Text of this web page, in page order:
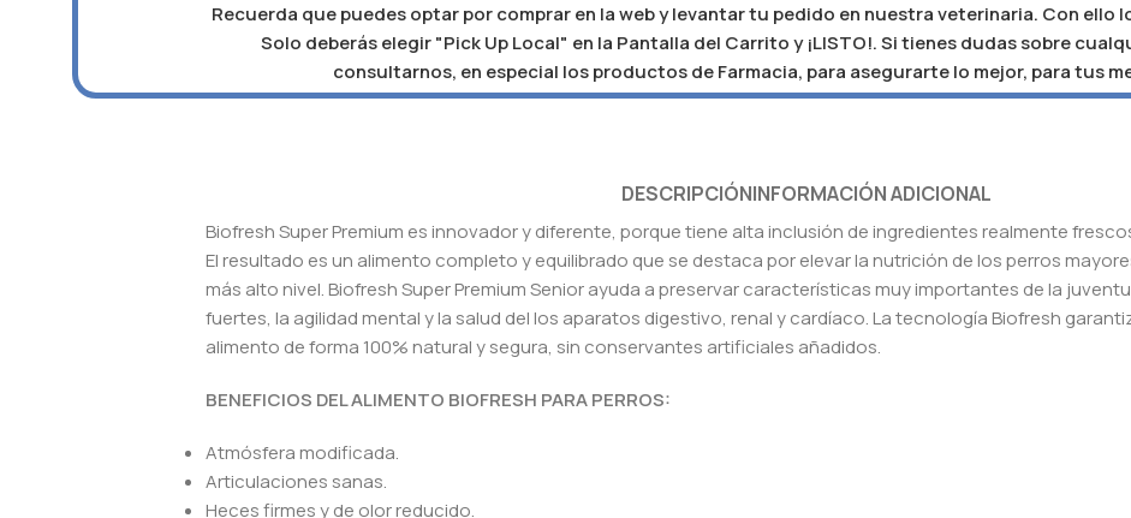
Recuerda que puedes optar por comprar en la web y levantar tu pedido en nuestra veterinaria. Con ello
Solo deberás elegir "Pick Up Local" en la Pantalla del Carrito y ¡LISTO!. Si tienes dudas sobre
consultarnos, en especial los productos de Farmacia, para asegurarte lo mejor, para tus
DESCRIPCIÓNINFORMACIÓN ADICIONAL
Biofresh Super Premium es innovador y diferente, porque tiene alta inclusión de ingredientes realmente
El resultado es un alimento completo y equilibrado que se destaca por elevar la nutrición de los perros
más alto nivel. Biofresh Super Premium Senior ayuda a preservar características muy importantes de la
fuertes, la agilidad mental y la salud del los aparatos digestivo, renal y cardíaco. La tecnología Biofresh
alimento de forma 100% natural y segura, sin conservantes artificiales añadidos.
BENEFICIOS DEL ALIMENTO BIOFRESH PARA PERROS:
Atmósfera modificada.
Articulaciones sanas.
Heces firmes y de olor reducido.